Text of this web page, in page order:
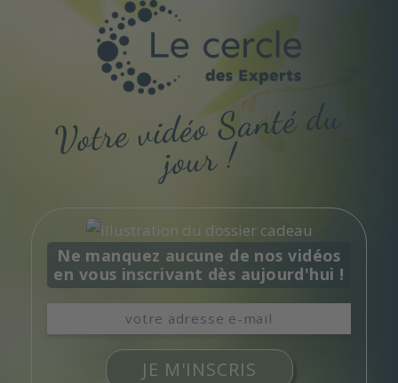
Votre vidéo
Santé du
jour !
Ne manquez aucune de nos vidéos
en vous inscrivant dès aujourd'hui !
JE M'INSCRIS